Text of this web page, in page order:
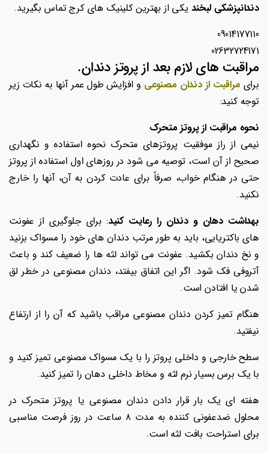
دندانپزشکی لبخند یکی از بهترین کلینیک های کرج تماس بگیرید.
09014177110
02632724171
مراقبت های لازم بعد از پروتز دندان.
برای مراقبت از دندان مصنوعی و افزایش طول عمر آنها به نکات زیر
توجه کنید:
نحوه مراقبت از پروتز متحرک
نیمی از راز موفقیت پروتزهای متحرک نحوه استفاده و نگهداری
صحیح از آن است، توصیه می شود در روزهای اول استفاده از پروتز
حتی در هنگام خواب، صرفاً برای عادت کردن به آن، آنها را خارج
نکنید.
بهداشت دهان و دندان را رعایت کنید: برای جلوگیری از عفونت
های باکتریایی، باید به طور مرتب دندان های خود را مسواک بزنید
و نخ دندان بکشید. عفونت می تواند لثه ها را ضعیف کند و باعث
آتروفی فک شود. اگر این اتفاق بیفتد، دندان مصنوعی در خطر لق
شدن یا افتادن است.
هنگام تمیز کردن دندان مصنوعی مراقب باشید که آن را از ارتفاع
نیفتید.
سطح خارجی و داخلی پروتز را با یک مسواک مصنوعی تمیز کنید و
با یک برس بسیار نرم لثه و مخاط داخلی دهان را تمیز کنید.
هفته ای یک بار قرار دادن دندان مصنوعی یا پروتز متحرک در
محلول ضدعفونی کننده به مدت ۸ ساعت در روز فرصت مناسبی
برای استراحت بافت لثه است.